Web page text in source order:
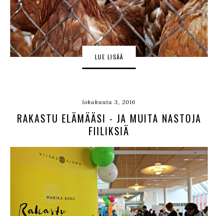
LUE LISÄÄ
lokakuuta 3, 2016
RAKASTU ELÄMÄÄSI - JA MUITA NASTOJA
FIILIKSIÄ